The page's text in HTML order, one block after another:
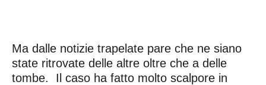
Ma dalle notizie trapelate pare che ne siano
state ritrovate delle altre oltre che a delle
tombe. Il caso ha fatto molto scalpore in